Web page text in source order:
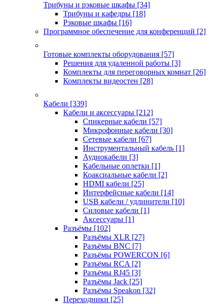
Трибуны и рэковые шкафы [34]
Трибуны и кафедры [18]
Рэковые шкафы [16]
Программное обеспечение для конференций [2]
Готовые комплекты оборудования [57]
Решения для удаленной работы [3]
Комплекты для переговорных комнат [26]
Комплекты видеостен [28]
Кабели [339]
Кабели и аксессуары [212]
Спикерные кабели [57]
Микрофонные кабели [30]
Сетевые кабели [67]
Инструментальный кабель [1]
Аудиокабели [3]
Кабельные оплетки [1]
Коаксиальные кабели [2]
HDMI кабели [25]
Интерфейсные кабели [14]
USB кабели / удлинители [10]
Силовые кабели [1]
Аксессуары [1]
Разъёмы [102]
Разъёмы XLR [27]
Разъёмы BNC [7]
Разъёмы POWERCON [6]
Разъёмы RCA [2]
Разъёмы RJ45 [3]
Разъёмы Jack [25]
Разъёмы Speakon [32]
Переходники [25]